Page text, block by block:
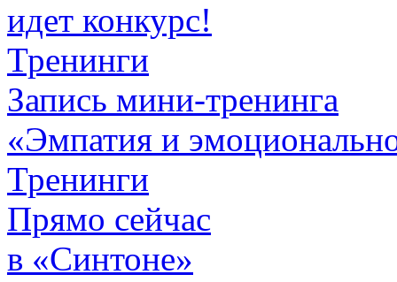
идет конкурс!
Тренинги
Запись мини-тренинга
«Эмпатия и
Тренинги
Прямо сейчас
в «Синтоне»